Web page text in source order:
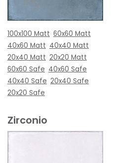
100x100 Matt 60x60 Matt
40x60 Matt 40x40 Matt
20x40 Matt 20x20 Matt
60x60 Safe 40x60 Safe
40x40 Safe 20x40 Safe
20x20 Safe
Zirconio